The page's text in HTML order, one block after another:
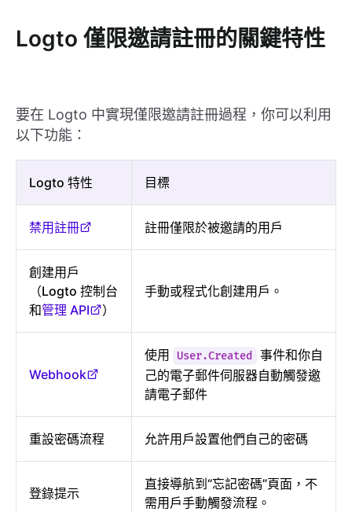
Logto 僅限邀請註冊的關鍵特性
要在 Logto 中實現僅限邀請註冊過程，你可以利用
以下功能：
Logto 特性 目標
禁用註冊 註冊僅限於被邀請的用戶
創建用戶
（Logto 控制台
和管理 API ）
手動或程式化創建用戶。
Webhook
使用 User.Created
事件和你自
己的電子郵件伺服器自動觸發邀
請電子郵件
重設密碼流程 允許用戶設置他們自己的密碼
登錄提示
直接導航到“忘記密碼”頁面，不
需用戶手動觸發流程。